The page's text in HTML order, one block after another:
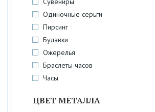
Одиночные серьги
Пирсинг
Булавки
Ожерелья
Браслеты часов
Часы
ЦВЕТ МЕТАЛЛА